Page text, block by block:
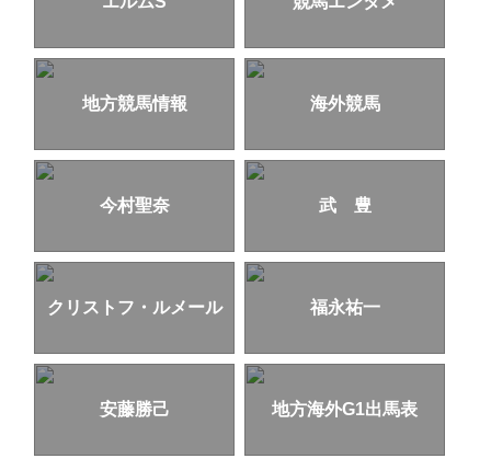
地方競馬情報 海外競馬
今村聖奈 武 豊
クリストフ・ルメール 福永祐一
安藤勝己 地方海外G1出馬表